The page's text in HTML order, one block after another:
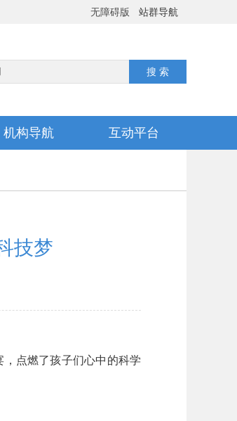
站群导航
无障碍版
机构导航 互动平台
技梦
点燃了孩子们心中的科学